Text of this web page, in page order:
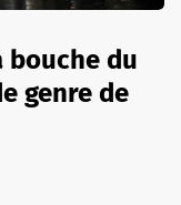
bouche du
genre de